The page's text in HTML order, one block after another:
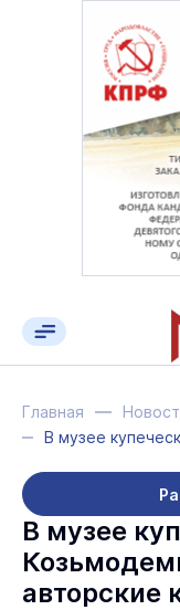
Главная
В музее
авторские